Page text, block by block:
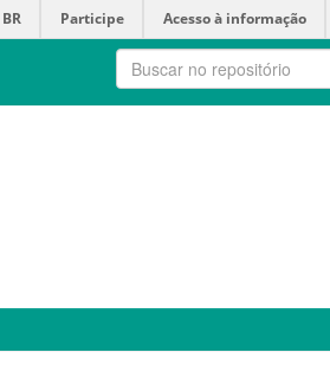
Participe Acesso à informação